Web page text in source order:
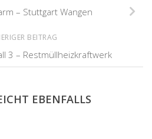
– Stuttgart Wangen
BEITRAG
3 – Restmüllheizkraftwerk
EBENFALLS